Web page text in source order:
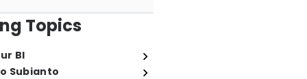
Topics
BI
Subianto